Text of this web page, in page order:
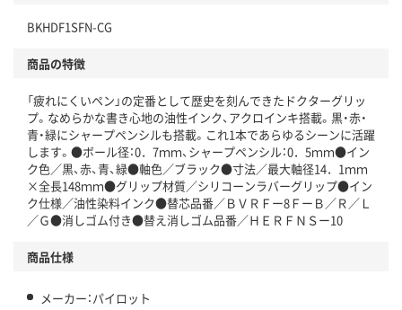
BKHDF1SFN-CG
商品の特徴
「疲れにくいペン」の定番として歴史を刻んできたドクターグリッ
プ。なめらかな書き心地の油性インク、アクロインキ搭載。黒・赤・
青・緑にシャープペンシルも搭載。これ1本であらゆるシーンに活躍
します。●ボール径：0．7ｍｍ、シャープペンシル：0．5ｍｍ●イン
ク色／黒、赤、青、緑●軸色／ブラック●寸法／最大軸径14．1ｍｍ
×全長148ｍｍ●グリップ材質／シリコーンラバーグリップ●イン
ク仕様／油性染料インク●替芯品番／ＢＶＲＦー8ＦーＢ／Ｒ／Ｌ
／Ｇ●消しゴム付き●替え消しゴム品番／ＨＥＲＦＮＳー10
商品仕様
メーカー：パイロット